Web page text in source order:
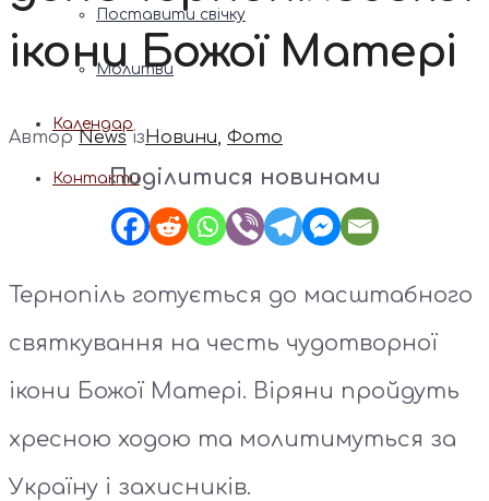
Поставити свічку
Молитви
Календар
Контакти
ікони Божої Матері
АвторNews ізНовини, Фото
Поділитися новинами
Тернопіль готується до масштабного
святкування на честь чудотворної
ікони Божої Матері. Віряни пройдуть
хресною ходою та молитимуться за
Україну і захисників.